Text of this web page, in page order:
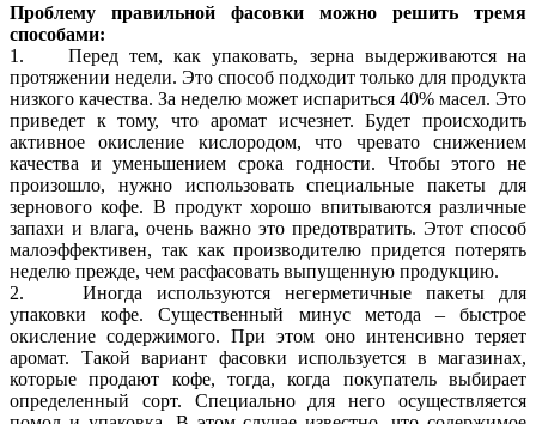
Проблему правильной фасовки можно решить тремя
способами:
1. Перед тем, как упаковать, зерна выдерживаются на
протяжении недели. Это способ подходит только для продукта
низкого качества. За неделю может испариться 40% масел. Это
приведет к тому, что аромат исчезнет. Будет происходить
активное окисление кислородом, что чревато снижением
качества и уменьшением срока годности. Чтобы этого не
произошло, нужно использовать специальные пакеты для
зернового кофе. В продукт хорошо впитываются различные
запахи и влага, очень важно это предотвратить. Этот способ
малоэффективен, так как производителю придется потерять
неделю прежде, чем расфасовать выпущенную продукцию.
2. Иногда используются негерметичные пакеты для
упаковки кофе. Существенный минус метода – быстрое
окисление содержимого. При этом оно интенсивно теряет
аромат. Такой вариант фасовки используется в магазинах,
которые продают кофе, тогда, когда покупатель выбирает
определенный сорт. Специально для него осуществляется